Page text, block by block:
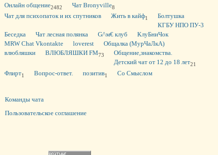
Oнлайн общение2482 Чат Bronyville8
Чат для психопаток и их спутников Жить в кайф1
Болтушка
КГБУ НПО ПУ-3
Беседка
Чат лесная полянка G/\м€ клуб
КлуБниЧок
MRW Chat Vkontakte
loverest
Общалка (МурЧаЛкА)
влюбляшки
ВЛЮБЛЯШКИ FM73
Общение,знакомства.
Детский чат от 12 до 18 лет21
Флирт1 Вопрос-ответ. позитив1 Со Смыслом
Команды чата
Пользовательское соглашение